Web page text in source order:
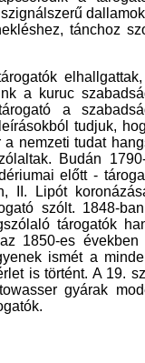
tánchoz
a kuruc
a
tudjuk,
nemzeti tudat
Budán
előtt -
II. Lipót
szólt. 1848-
tárogatók
1850-es
ismét a
is történt. A 19.
gyárak